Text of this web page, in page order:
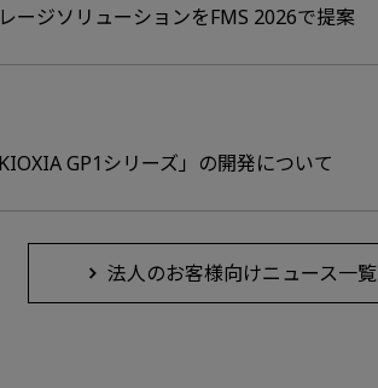
ージソリューションをFMS 2026で提案
GP1シリーズ」の開発について
法人のお客様向けニュース一覧